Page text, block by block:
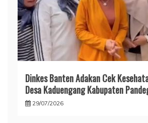
Dinkes Banten Adakan Cek
Desa Kaduengang Kabupaten
29/07/2026